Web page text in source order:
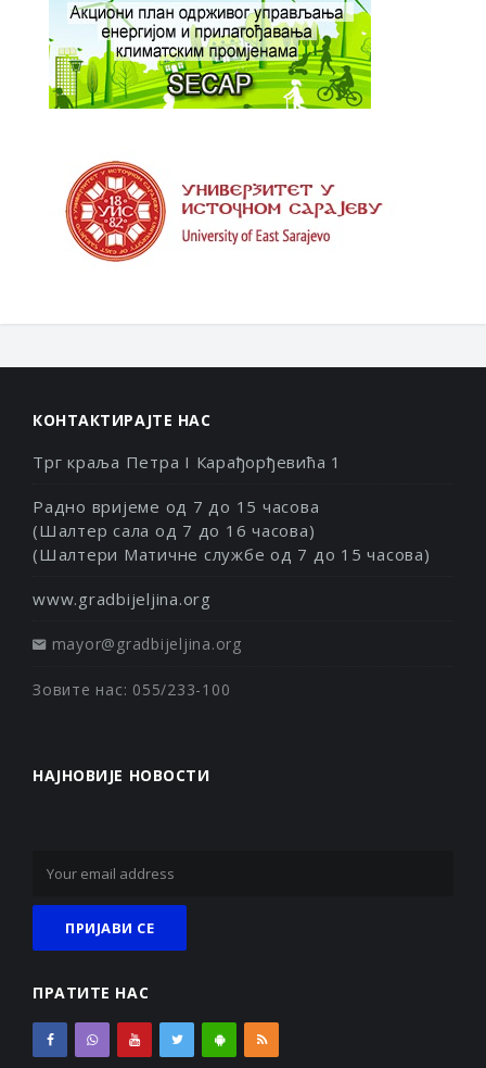
КОНТАКТИРАЈТЕ НАС
Трг краља Петра I Карађорђевића 1
Радно вријеме од 7 до 15 часова
(Шалтер сала од 7 до 16 часова)
(Шалтери Матичне службе од 7 до 15 часова)
www.gradbijeljina.org
mayor@gradbijeljina.org
Зовите нас: 055/233-100
НАЈНОВИЈЕ НОВОСТИ
ПРАТИТЕ НАС